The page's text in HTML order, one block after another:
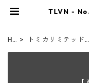
TLVN -
H
トミカリミテッドヴ